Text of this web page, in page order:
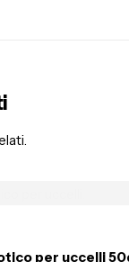
per uccelli